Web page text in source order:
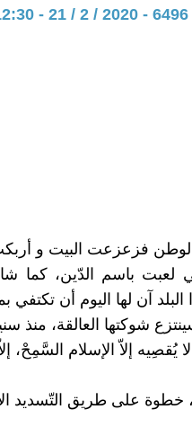
فزعزعت البيت و
لعبت باسم الدّين،
آن لها اليوم أن تكتفي
شوكتها العالقة،
يُقصِيه إلاّ الإسلام السَّمِحْ،
على طريق التّسديد